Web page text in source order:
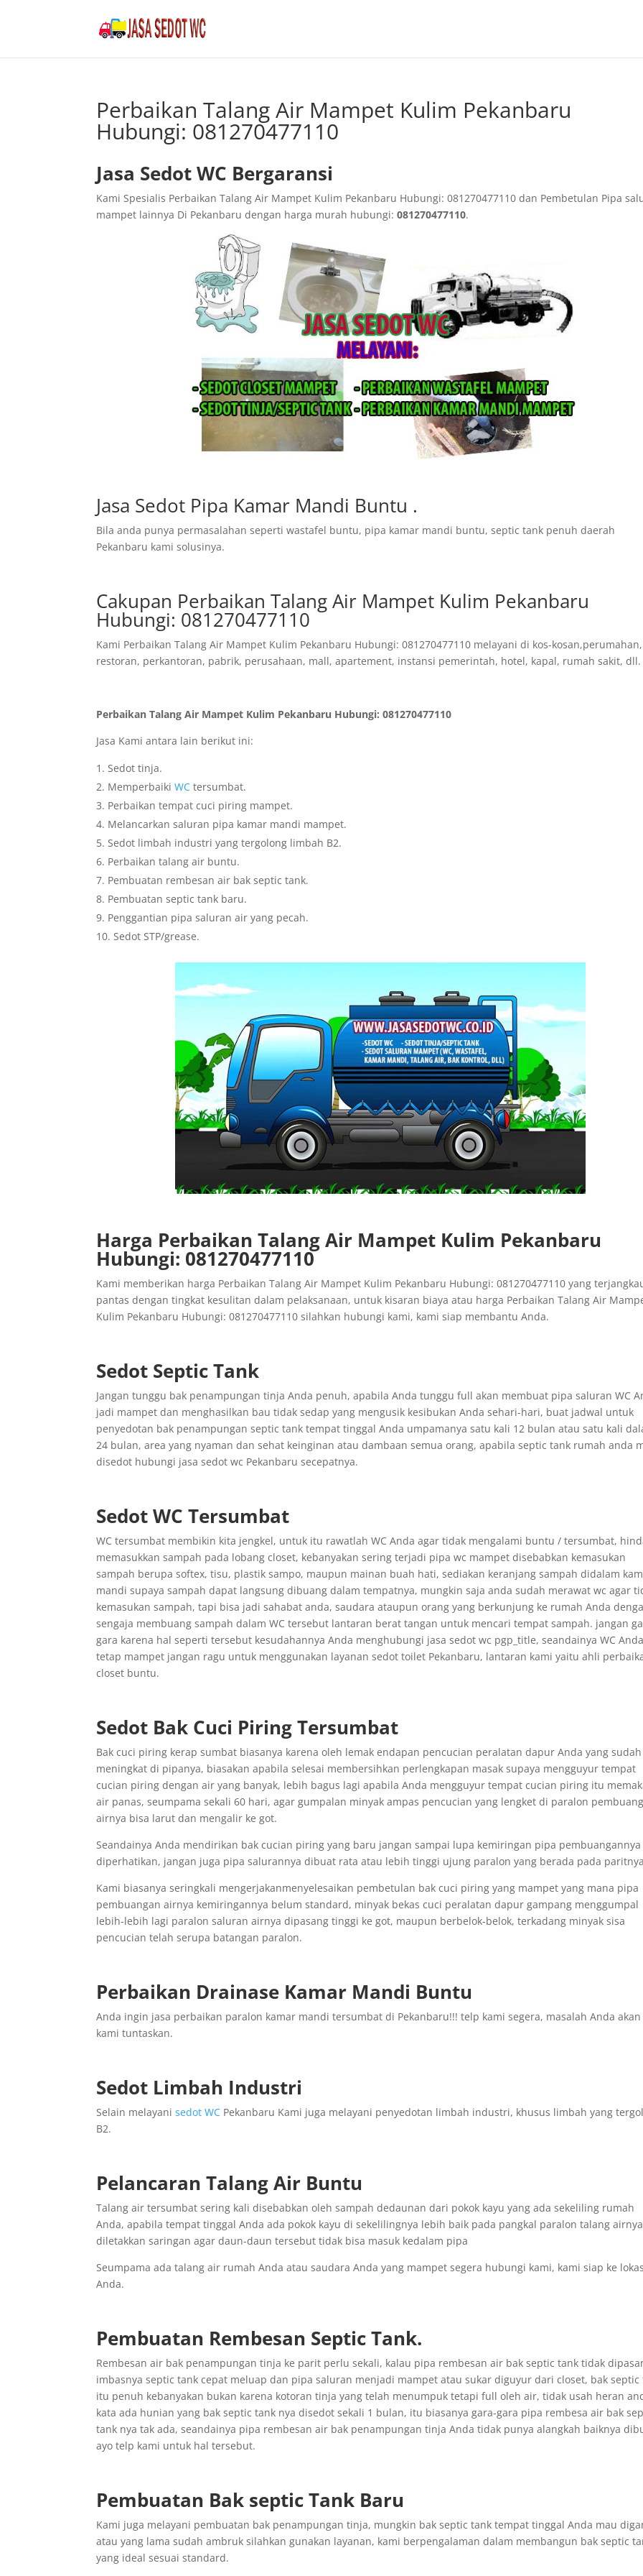
Perbaikan Talang Air Mampet Kulim Pekanbaru
Hubungi: 081270477110
Jasa Sedot WC Bergaransi
Kami Spesialis Perbaikan Talang Air Mampet Kulim Pekanbaru Hubungi: 081270477110 dan Pembetulan Pipa
mampet lainnya Di Pekanbaru dengan harga murah hubungi:081270477110.
Jasa Sedot Pipa Kamar Mandi Buntu .
Bila anda punya permasalahan seperti wastafel buntu, pipa kamar mandi buntu, septic tank penuh daerah
Pekanbaru kami solusinya.
Cakupan Perbaikan Talang Air Mampet Kulim Pekanbaru
Hubungi: 081270477110
Kami Perbaikan Talang Air Mampet Kulim Pekanbaru Hubungi: 081270477110 melayani di kos-kosan,perumahan,
restoran, perkantoran, pabrik, perusahaan, mall, apartement, instansi pemerintah, hotel, kapal, rumah sakit, dll.
Perbaikan Talang Air Mampet Kulim Pekanbaru Hubungi: 081270477110
Jasa Kami antara lain berikut ini:
Sedot tinja.
MemperbaikiWC tersumbat.
Perbaikan tempat cuci piring mampet.
Melancarkan saluran pipa kamar mandi mampet.
Sedot limbah industri yang tergolong limbah B2.
Perbaikan talang air buntu.
Pembuatan rembesan air bak septic tank.
Pembuatan septic tank baru.
Penggantian pipa saluran air yang pecah.
Sedot STP/grease.
Harga Perbaikan Talang Air Mampet Kulim Pekanbaru
Hubungi: 081270477110
Kami memberikan harga Perbaikan Talang Air Mampet Kulim Pekanbaru Hubungi: 081270477110 yang
pantas dengan tingkat kesulitan dalam pelaksanaan, untuk kisaran biaya atau harga Perbaikan Talang Air
Kulim Pekanbaru Hubungi: 081270477110 silahkan hubungi kami, kami siap membantu Anda.
Sedot Septic Tank
Jangan tunggu bak penampungan tinja Anda penuh, apabila Anda tunggu full akan membuat pipa saluran WC
jadi mampet dan menghasilkan bau tidak sedap yang mengusik kesibukan Anda sehari-hari, buat jadwal untuk
penyedotan bak penampungan septic tank tempat tinggal Anda umpamanya satu kali 12 bulan atau satu kali
24 bulan, area yang nyaman dan sehat keinginan atau dambaan semua orang, apabila septic tank rumah anda
disedot hubungi jasa sedot wc Pekanbaru secepatnya.
Sedot WC Tersumbat
WC tersumbat membikin kita jengkel, untuk itu rawatlah WC Anda agar tidak mengalami buntu / tersumbat,
memasukkan sampah pada lobang closet, kebanyakan sering terjadi pipa wc mampet disebabkan kemasukan
sampah berupa softex, tisu, plastik sampo, maupun mainan buah hati, sediakan keranjang sampah didalam
mandi supaya sampah dapat langsung dibuang dalam tempatnya, mungkin saja anda sudah merawat wc agar
kemasukan sampah, tapi bisa jadi sahabat anda, saudara ataupun orang yang berkunjung ke rumah Anda
sengaja membuang sampah dalam WC tersebut lantaran berat tangan untuk mencari tempat sampah. jangan
gara karena hal seperti tersebut kesudahannya Anda menghubungi jasa sedot wc pgp_title, seandainya WC
tetap mampet jangan ragu untuk menggunakan layanan sedot toilet Pekanbaru, lantaran kami yaitu ahli
closet buntu.
Sedot Bak Cuci Piring Tersumbat
Bak cuci piring kerap sumbat biasanya karena oleh lemak endapan pencucian peralatan dapur Anda yang sudah
meningkat di pipanya, biasakan apabila selesai membersihkan perlengkapan masak supaya mengguyur tempat
cucian piring dengan air yang banyak, lebih bagus lagi apabila Anda mengguyur tempat cucian piring itu
air panas, seumpama sekali 60 hari, agar gumpalan minyak ampas pencucian yang lengket di paralon
airnya bisa larut dan mengalir ke got.
Seandainya Anda mendirikan bak cucian piring yang baru jangan sampai lupa kemiringan pipa pembuangannya
diperhatikan, jangan juga pipa salurannya dibuat rata atau lebih tinggi ujung paralon yang berada pada
Kami biasanya seringkali mengerjakanmenyelesaikan pembetulan bak cuci piring yang mampet yang mana pipa
pembuangan airnya kemiringannya belum standard, minyak bekas cuci peralatan dapur gampang menggumpal
lebih-lebih lagi paralon saluran airnya dipasang tinggi ke got, maupun berbelok-belok, terkadang minyak sisa
pencucian telah serupa batangan paralon.
Perbaikan Drainase Kamar Mandi Buntu
Anda ingin jasa perbaikan paralon kamar mandi tersumbat di Pekanbaru!!! telp kami segera, masalah Anda akan
kami tuntaskan.
Sedot Limbah Industri
Selain melayanisedot WC Pekanbaru Kami juga melayani penyedotan limbah industri, khusus limbah yang
B2.
Pelancaran Talang Air Buntu
Talang air tersumbat sering kali disebabkan oleh sampah dedaunan dari pokok kayu yang ada sekeliling rumah
Anda, apabila tempat tinggal Anda ada pokok kayu di sekelilingnya lebih baik pada pangkal paralon talang airnya
diletakkan saringan agar daun-daun tersebut tidak bisa masuk kedalam pipa
Seumpama ada talang air rumah Anda atau saudara Anda yang mampet segera hubungi kami, kami siap ke
Anda.
Pembuatan Rembesan Septic Tank.
Rembesan air bak penampungan tinja ke parit perlu sekali, kalau pipa rembesan air bak septic tank tidak
imbasnya septic tank cepat meluap dan pipa saluran menjadi mampet atau sukar diguyur dari closet, bak septic
itu penuh kebanyakan bukan karena kotoran tinja yang telah menumpuk tetapi full oleh air, tidak usah heran
kata ada hunian yang bak septic tank nya disedot sekali 1 bulan, itu biasanya gara-gara pipa rembesa air bak
tank nya tak ada, seandainya pipa rembesan air bak penampungan tinja Anda tidak punya alangkah baiknya
ayo telp kami untuk hal tersebut.
Pembuatan Bak septic Tank Baru
Kami juga melayani pembuatan bak penampungan tinja, mungkin bak septic tank tempat tinggal Anda mau
atau yang lama sudah ambruk silahkan gunakan layanan, kami berpengalaman dalam membangun bak septic
yang ideal sesuai standard.